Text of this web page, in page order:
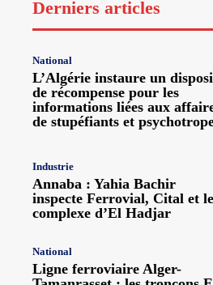
Derniers articles
National
L’Algérie instaure un
de récompense pour les
informations liées aux
de stupéfiants et
Industrie
Annaba : Yahia Bachir
inspecte Ferrovial, Cital et le
complexe d’El Hadjar
National
Ligne ferroviaire Alger-